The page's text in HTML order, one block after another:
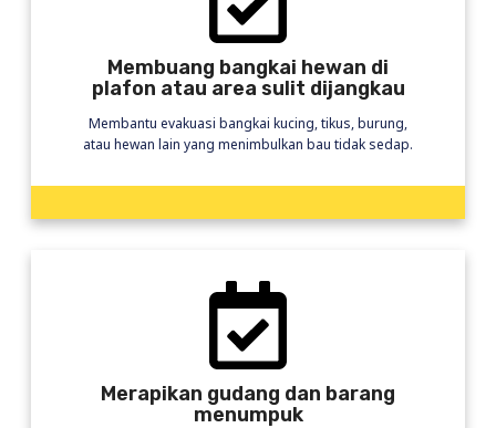
Membuang bangkai hewan di
plafon atau area sulit dijangkau
Membantu evakuasi bangkai kucing, tikus, burung,
atau hewan lain yang menimbulkan bau tidak sedap.
Merapikan gudang dan barang
menumpuk